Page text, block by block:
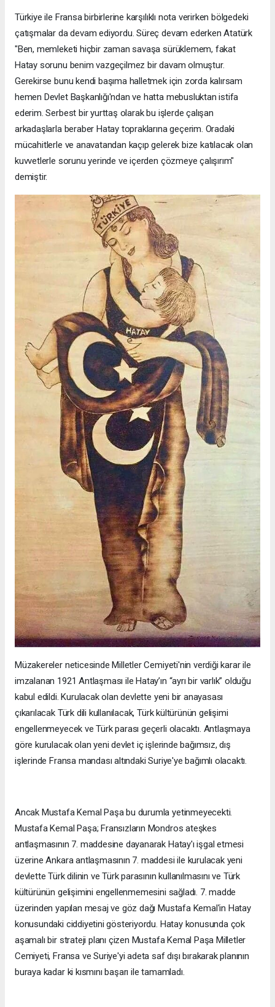
Türkiye ile Fransa birbirlerine karşılıklı nota verirken bölgedeki
çatışmalar da devam ediyordu. Süreç devam ederken Atatürk
"Ben, memleketi hiçbir zaman savaşa sürüklemem, fakat
Hatay sorunu benim vazgeçilmez bir davam olmuştur.
Gerekirse bunu kendi başıma halletmek için zorda kalırsam
hemen Devlet Başkanlığı'ndan ve hatta mebusluktan istifa
ederim. Serbest bir yurttaş olarak bu işlerde çalışan
arkadaşlarla beraber Hatay topraklarına geçerim. Oradaki
mücahitlerle ve anavatandan kaçıp gelerek bize katılacak olan
kuvvetlerle sorunu yerinde ve içerden çözmeye çalışırım"
demiştir.
Müzakereler neticesinde Milletler Cemiyeti'nin verdiği karar ile
imzalanan 1921 Antlaşması ile Hatay’ın “ayrı bir varlık” olduğu
kabul edildi. Kurulacak olan devlette yeni bir anayasası
çıkarılacak Türk dili kullanılacak, Türk kültürünün gelişimi
engellenmeyecek ve Türk parası geçerli olacaktı. Antlaşmaya
göre kurulacak olan yeni devlet iç işlerinde bağımsız, dış
işlerinde Fransa mandası altındaki Suriye'ye bağımlı olacaktı.
Ancak Mustafa Kemal Paşa bu durumla yetinmeyecekti.
Mustafa Kemal Paşa; Fransızların Mondros ateşkes
antlaşmasının 7. maddesine dayanarak Hatay'ı işgal etmesi
üzerine Ankara antlaşmasının 7. maddesi ile kurulacak yeni
devlette Türk dilinin ve Türk parasının kullanılmasını ve Türk
kültürünün gelişimini engellenmemesini sağladı. 7. madde
üzerinden yapılan mesaj ve göz dağı Mustafa Kemal'in Hatay
konusundaki ciddiyetini gösteriyordu. Hatay konusunda çok
aşamalı bir strateji planı çizen Mustafa Kemal Paşa Milletler
Cemiyeti, Fransa ve Suriye'yi adeta saf dışı bırakarak planının
buraya kadar ki kısmını başarı ile tamamladı.